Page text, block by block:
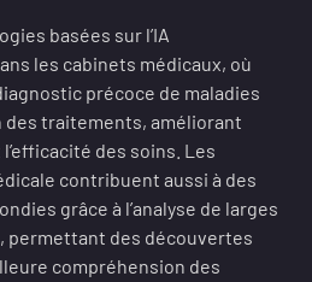
basées sur l’IA
les cabinets médicaux, où
précoce de maladies
des traitements, améliorant
des soins. Les
contribuent aussi à des
grâce à l’analyse de larges
permettant des découvertes
compréhension des